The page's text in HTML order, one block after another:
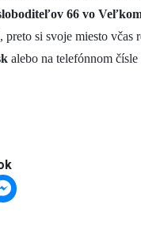
66 vo
si svoje miesto včas
alebo na telefónnom čísle